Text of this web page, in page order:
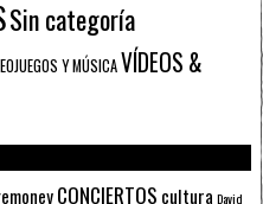
Sin categoría
Y MÚSICAVÍDEOS &
CONCIERTOS cultura David